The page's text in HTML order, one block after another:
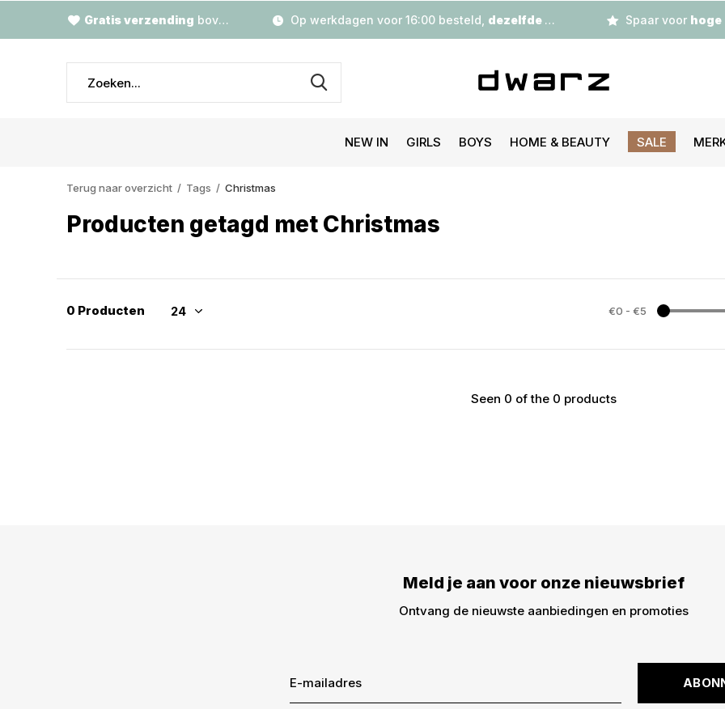
NEW IN GIRLS BOYS HOME & BEAUTY SALE
Gratis verzending boven €79,- Op werkdagen voor 16:00 besteld, dezelfde dag verzondenSpaar voor hoge korting
Terug naar overzicht Tags Christmas
Producten getagd met Christmas
0 Producten €0 - €5
Seen 0 of the 0 products
Meld je aan voor onze nieuwsbrief
Ontvang de nieuwste aanbiedingen en promoties